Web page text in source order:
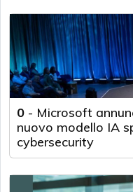
0 - Microsoft
nuovo modello IA
cybersecurity